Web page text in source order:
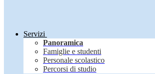
Servizi
Panoramica
Famiglie e studenti
Personale scolastico
Percorsi di studio